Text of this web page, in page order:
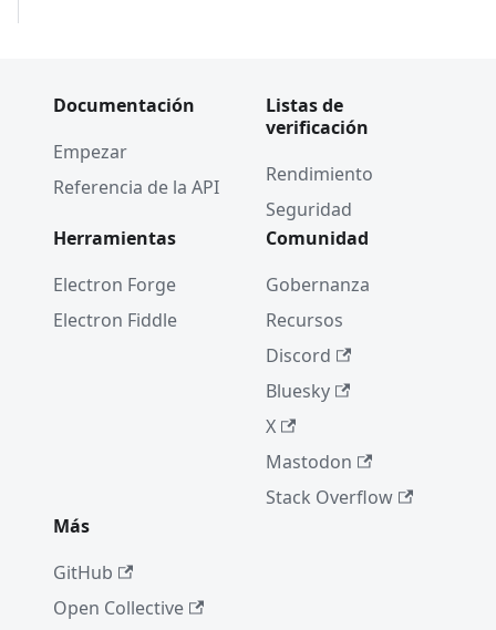
Documentación
Empezar
Referencia de la API
Listas de
verificación
Rendimiento
Seguridad
Herramientas
Electron Forge
Electron Fiddle
Comunidad
Gobernanza
Recursos
Discord
Bluesky
X
Mastodon
Stack Overflow
Más
GitHub
Open Collective